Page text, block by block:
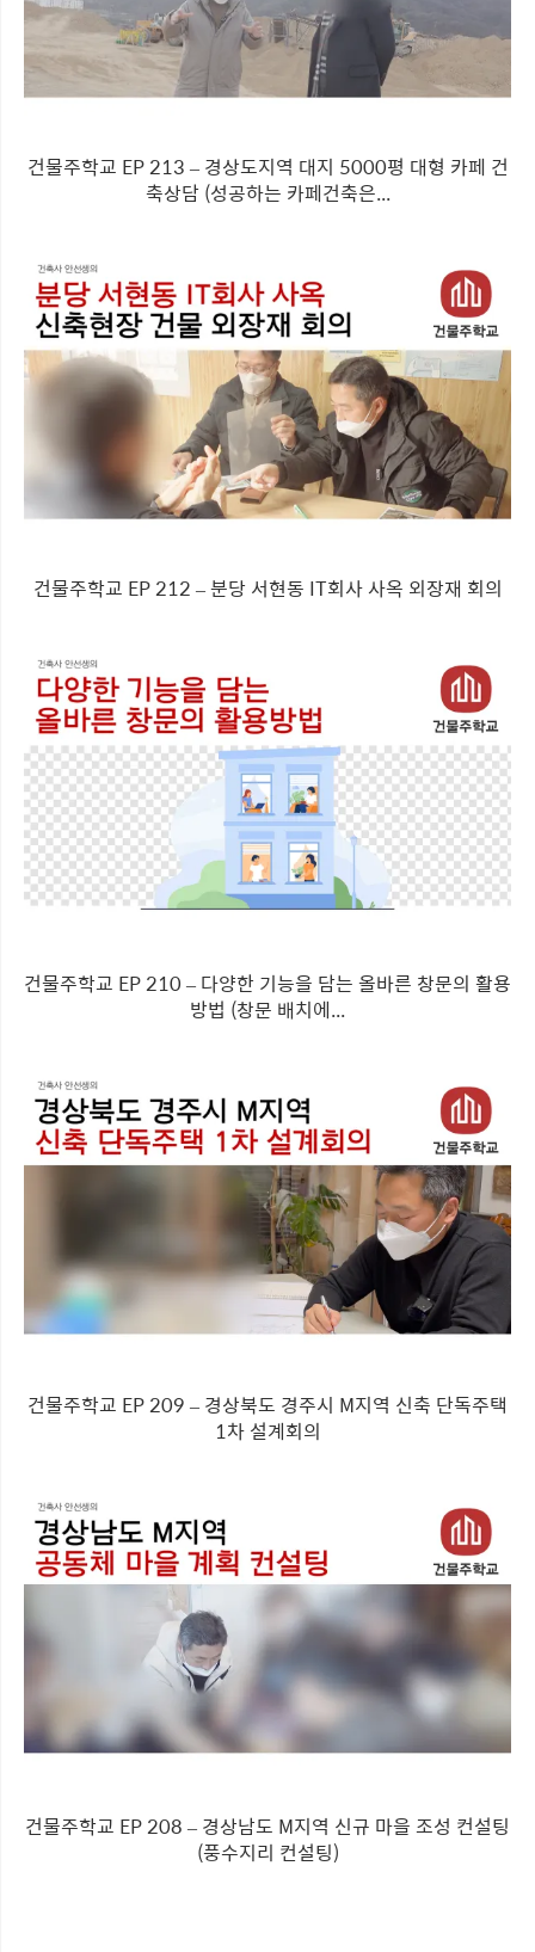
건물주학교 EP 213 – 경상도지역 대지 5000평 대형 카페 건
축상담 (성공하는 카페건축은...
건물주학교 EP 212 – 분당 서현동 IT회사 사옥 외장재 회의
건물주학교 EP 210 – 다양한 기능을 담는 올바른 창문의 활용
방법 (창문 배치에...
건물주학교 EP 209 – 경상북도 경주시 M지역 신축 단독주택
1차 설계회의
건물주학교 EP 208 – 경상남도 M지역 신규 마을 조성 컨설팅
(풍수지리 컨설팅)